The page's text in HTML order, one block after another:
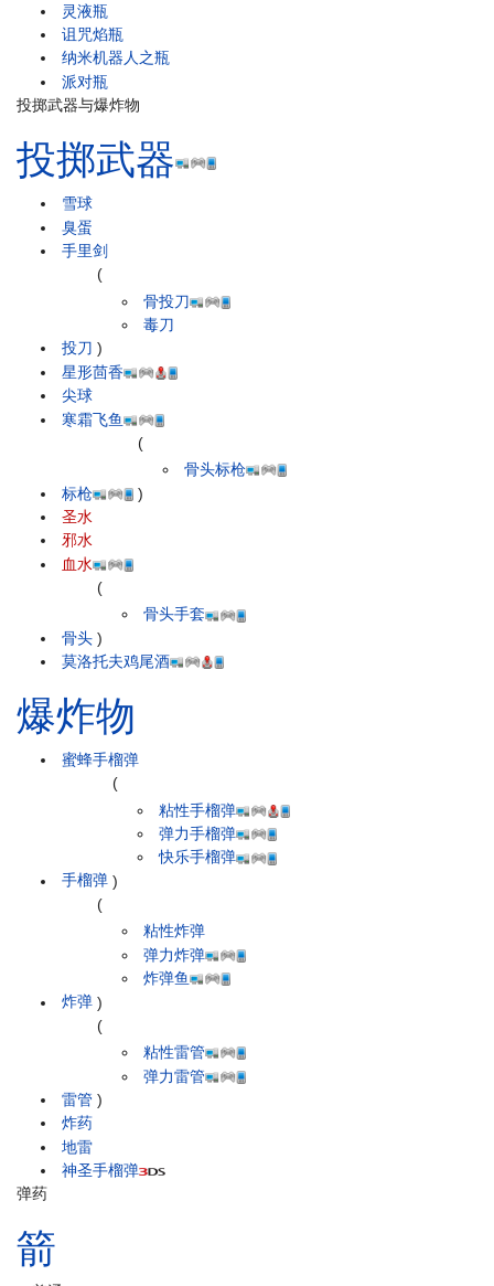
灵液瓶
诅咒焰瓶
纳米机器人之瓶
派对瓶
投掷武器与爆炸物
投掷武器
雪球
臭蛋
手里剑
投刀
(
骨投刀
毒刀
)
星形茴香
尖球
寒霜飞鱼
标枪
(
骨头标枪
)
圣水
邪水
血水
骨头
(
骨头手套
)
莫洛托夫鸡尾酒
爆炸物
蜜蜂手榴弹
手榴弹
(
粘性手榴弹
弹力手榴弹
快乐手榴弹
)
炸弹
(
粘性炸弹
弹力炸弹
炸弹鱼
)
雷管
(
粘性雷管
弹力雷管
)
炸药
地雷
神圣手榴弹
弹药
箭